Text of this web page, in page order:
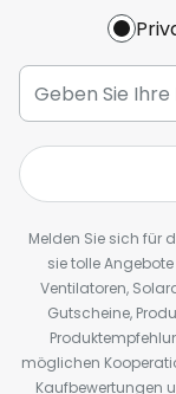
Melden Sie sich für
sie tolle
Ventilatoren,
Gutscheine,
möglichen
Kaufbewertungen